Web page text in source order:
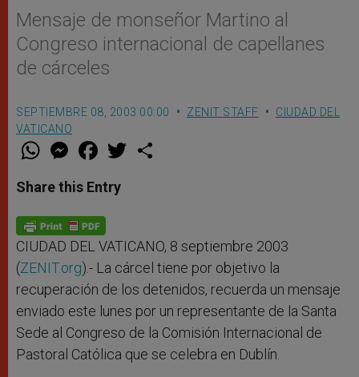
Mensaje de monseñor Martino al
Congreso internacional de capellanes
de cárceles
SEPTIEMBRE 08, 2003 00:00 ZENIT STAFF
CIUDAD DEL
VATICANO
W
t
s
p
p
M
e
s
e
g
e
r
F
a
e
b
o
k
w
Share this Entry
CIUDAD DEL VATICANO, 8 septiembre 2003
(ZENIT.org).- La cárcel tiene por objetivo la
recuperación de los detenidos, recuerda un mensaje
enviado este lunes por un representante de la Santa
Sede al Congreso de la Comisión Internacional de
Pastoral Católica que se celebra en Dublín.